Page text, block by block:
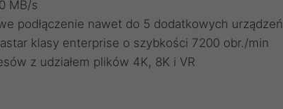
MB/s
podłączenie nawet do 5 dodatkowych urządzeń
klasy enterprise o szybkości 7200 obr./min
z udziałem plików 4K, 8K i VR